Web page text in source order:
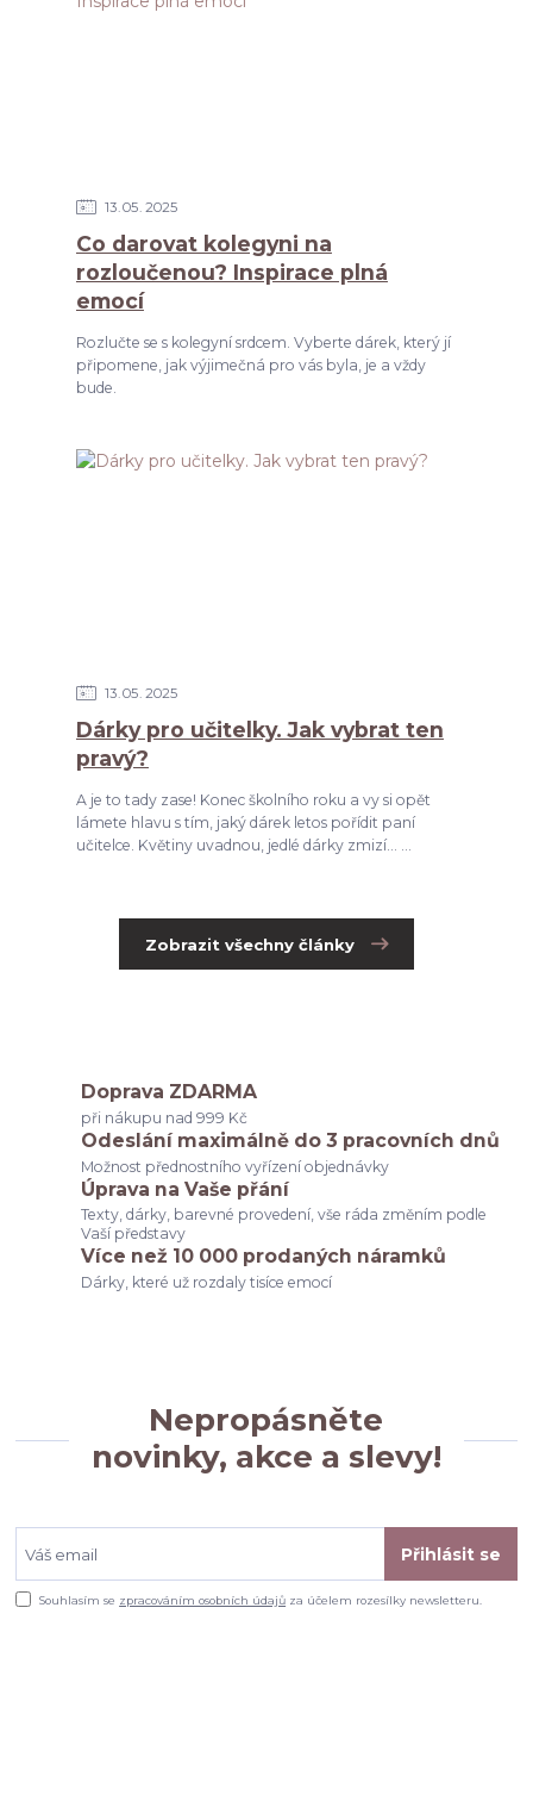
13 05 2025
Co darovat kolegyni na
rozloučenou? Inspirace plná
emocí
Rozlučte se s kolegyní srdcem. Vyberte dárek, který jí
připomene, jak výjimečná pro vás byla, je a vždy
bude.
13 05 2025
Dárky pro učitelky. Jak vybrat ten
pravý?
A je to tady zase! Konec školního roku a vy si opět
lámete hlavu s tím, jaký dárek letos pořídit paní
učitelce. Květiny uvadnou, jedlé dárky zmizí... ...
Zobrazit všechny články
Doprava ZDARMA
při nákupu nad 999 Kč
Odeslání maximálně do 3 pracovních dnů
Možnost přednostního vyřízení objednávky
Úprava na Vaše přání
Texty, dárky, barevné provedení, vše ráda změním podle
Vaší představy
Více než 10 000 prodaných náramků
Dárky, které už rozdaly tisíce emocí
Nepropásněte
novinky, akce a slevy!
Přihlásit se
Souhlasím se zpracováním osobních údajů za účelem rozesílky newsletteru.